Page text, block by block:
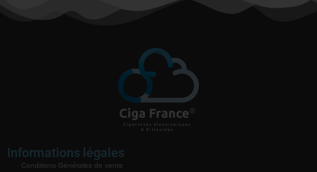
Informations légales
Conditions Générales de vente